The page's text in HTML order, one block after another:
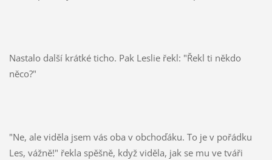
Nastalo další krátké ticho. Pak Leslie řekl: "Řekl ti někdo
něco?"
"Ne, ale viděla jsem vás oba v obchoďáku. To je v pořádku
Les, vážně!" řekla spěšně, když viděla, jak se mu ve tváři